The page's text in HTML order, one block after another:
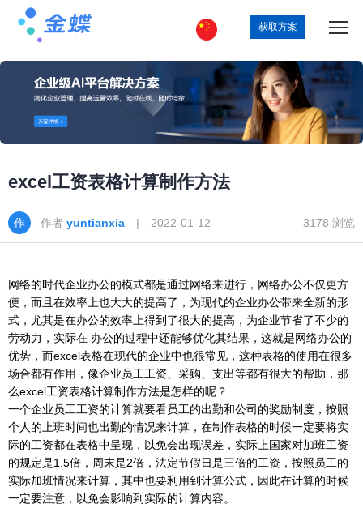
获取方案
excel工资表格计算制作方法
作者 yuntianxia | 2022-01-12 3178 浏览
网络的时代企业办公的模式都是通过网络来进行，网络办公不仅更方
便，而且在效率上也大大的提高了，为现代的企业办公带来全新的形
式，尤其是在办公的效率上得到了很大的提高，为企业节省了不少的
劳动力，实际在 办公的过程中还能够优化其结果，这就是网络办公的
优势，而excel表格在现代的企业中也很常见，这种表格的使用在很多
场合都有作用，像企业员工工资、采购、支出等都有很大的帮助，那
么excel工资表格计算制作方法是怎样的呢？
一个企业员工工资的计算就要看员工的出勤和公司的奖励制度，按照
个人的上班时间也出勤的情况来计算，在制作表格的时候一定要将实
际的工资都在表格中呈现，以免会出现误差，实际上国家对加班工资
的规定是1.5倍，周末是2倍，法定节假日是三倍的工资，按照员工的
实际加班情况来计算，其中也要利用到计算公式，因此在计算的时候
一定要注意，以免会影响到实际的计算内容。